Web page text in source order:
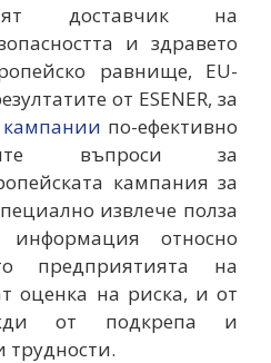
доставчик на
и здравето
равнище, EU-
от ESENER, за
кампании по-ефективно
въпроси за
кампания за
извлече полза
информация относно
предприятията на
оценка на риска, и от
от подкрепа и
трудности.